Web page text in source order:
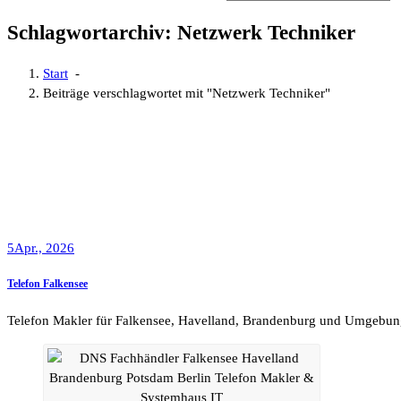
Schlagwortarchiv: Netzwerk Techniker
Start -
Beiträge verschlagwortet mit "Netzwerk Techniker"
5Apr., 2026
Telefon Falkensee
Telefon Makler für Falkensee, Havelland, Brandenburg und